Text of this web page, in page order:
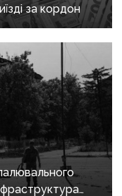
за кордон